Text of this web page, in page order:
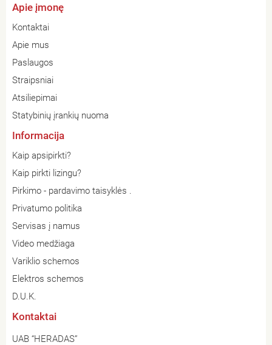
Apie įmonę
Kontaktai
Apie mus
Paslaugos
Straipsniai
Atsiliepimai
Statybinių įrankių nuoma
Informacija
Kaip apsipirkti?
Kaip pirkti lizingu?
Pirkimo - pardavimo taisyklės .
Privatumo politika
Servisas į namus
Video medžiaga
Variklio schemos
Elektros schemos
D.U.K.
Kontaktai
UAB “HERADAS”